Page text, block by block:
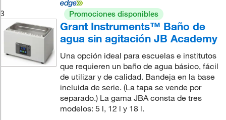
3 Promociones disponibles
Grant Instruments™ Baño de
agua sin agitación JB Academy
Una opción ideal para escuelas e institutos
que requieren un baño de agua básico, fácil
de utilizar y de calidad. Bandeja en la base
incluida de serie. (La tapa se vende por
separado.) La gama JBA consta de tres
modelos: 5 l, 12 l y 18 l.